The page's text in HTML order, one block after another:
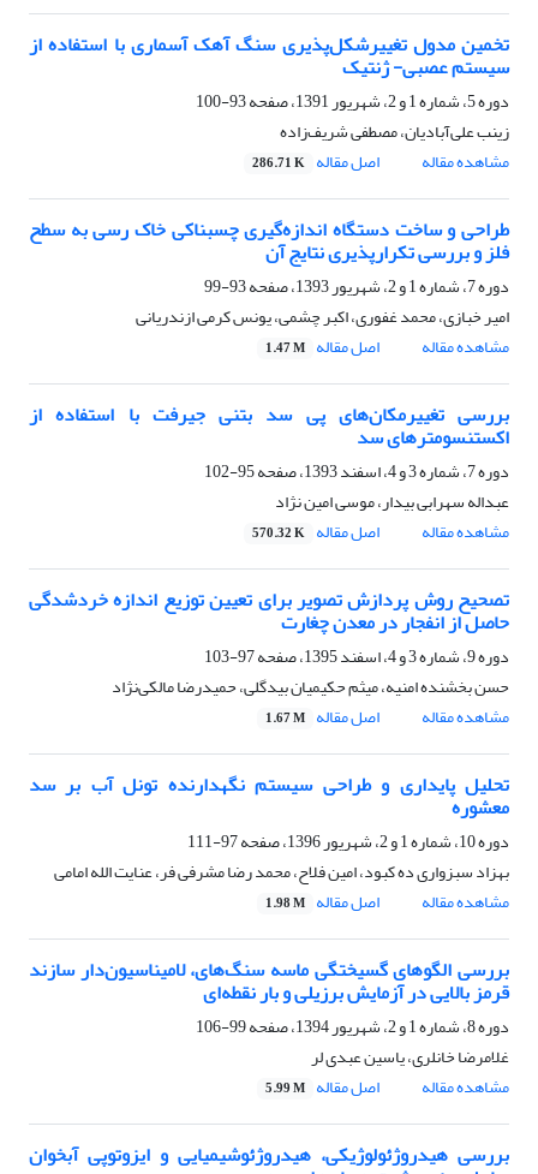
تخمین مدول تغییرشکل‌پذیری سنگ آهک آسماری با استفاده از
سیستم عصبی- ژنتیک
دوره 5، شماره 1 و 2، شهریور 1391، صفحه
93-100
زینب علی‌آبادیان، مصطفی شریف‌زاده
مشاهده مقاله
اصل مقاله 286.71 K
طراحی و ساخت دستگاه اندازه‌گیری چسبناکی خاک رسی به سطح
فلز و بررسی تکرارپذیری نتایج آن
دوره 7، شماره 1 و 2، شهریور 1393، صفحه
93-99
امیر خبازی، محمد غفوری، اکبر چشمی، یونس کرمی ازندریانی
مشاهده مقاله
اصل مقاله 1.47 M
بررسی تغییرمکان‌های پی سد بتنی جیرفت با استفاده از
اکستنسومتر‌های سد
دوره 7، شماره 3 و 4، اسفند 1393، صفحه
95-102
عبداله سهرابی بیدار، موسی امین نژاد
مشاهده مقاله
اصل مقاله 570.32 K
تصحیح روش پردازش تصویر برای تعیین توزیع اندازه خردشدگی
حاصل از انفجار در معدن چغارت
دوره 9، شماره 3 و 4، اسفند 1395، صفحه
97-103
حسن بخشنده امنیه، میثم حکیمیان بیدگلی، حمیدرضا مالکی‌نژاد
مشاهده مقاله
اصل مقاله 1.67 M
تحلیل پایداری و طراحی سیستم نگهدارنده تونل آب بر سد
معشوره
دوره 10، شماره 1 و 2، شهریور 1396، صفحه
97-111
بهزاد سبزواری ده کبود، امین فلاح، محمد رضا مشرفی فر، عنایت الله امامی
مشاهده مقاله
اصل مقاله 1.98 M
بررسی الگوهای گسیختگی ماسه سنگ‌های، لا‌میناسیون‌دار سازند
قرمز بالایی در آزمایش برزیلی و بار نقطه‌ای
دوره 8، شماره 1 و 2، شهریور 1394، صفحه
99-106
غلامرضا خانلری، یاسین عبدی لر
مشاهده مقاله
اصل مقاله 5.99 M
بررسی هیدروژئولوژیکی، هیدروژئوشیمیایی و ایزوتوپی آبخوان